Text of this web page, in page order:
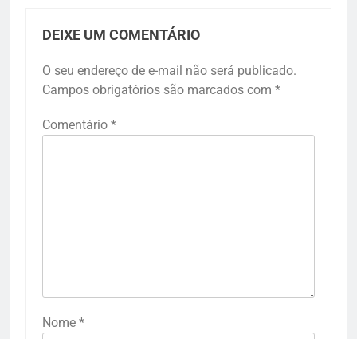
DEIXE UM COMENTÁRIO
O seu endereço de e-mail não será publicado.
Campos obrigatórios são marcados com *
Comentário *
Nome *